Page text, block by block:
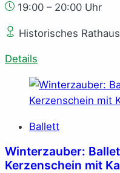
19:00 – 20:00 Uhr
Historisches Rathaus
Details
Ballett
Winterzauber:
Kerzenschein mit